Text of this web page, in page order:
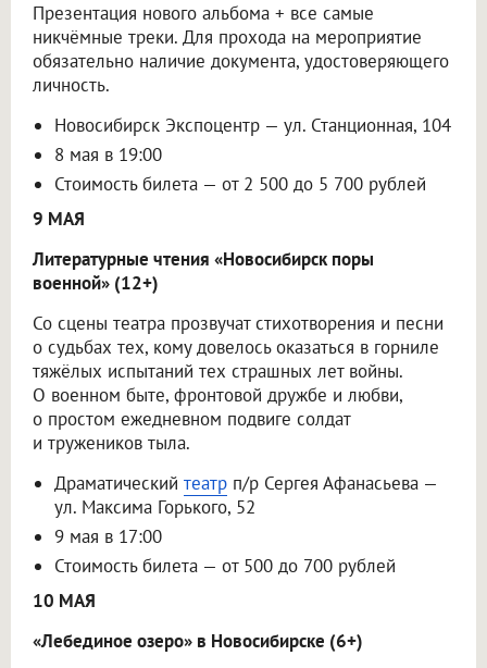
Презентация нового альбома + все самые
никчёмные треки. Для прохода на мероприятие
обязательно наличие документа, удостоверяющего
личность.
Новосибирск Экспоцентр — ул. Станционная, 104
8 мая в 19:00
Стоимость билета — от 2 500 до 5 700 рублей
9 МАЯ
Литературные чтения «Новосибирск поры
военной» (12+)
Со сцены театра прозвучат стихотворения и песни
о судьбах тех, кому довелось оказаться в горниле
тяжёлых испытаний тех страшных лет войны.
О военном быте, фронтовой дружбе и любви,
о простом ежедневном подвиге солдат
и тружеников тыла.
Драматический театр п/р Сергея Афанасьева —
ул. Максима Горького, 52
9 мая в 17:00
Стоимость билета — от 500 до 700 рублей
10 МАЯ
«Лебединое озеро» в Новосибирске (6+)